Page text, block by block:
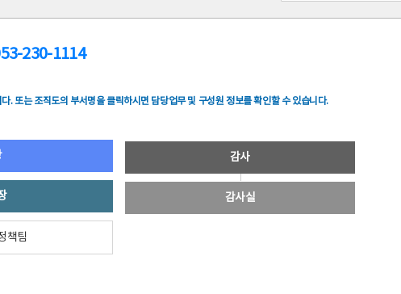
230-1114
. 또는 조직도의 부서명을 클릭하시면 담당업무 및 구성원 정보를 확인할 수 있습니다.
책팀
감사
감사실